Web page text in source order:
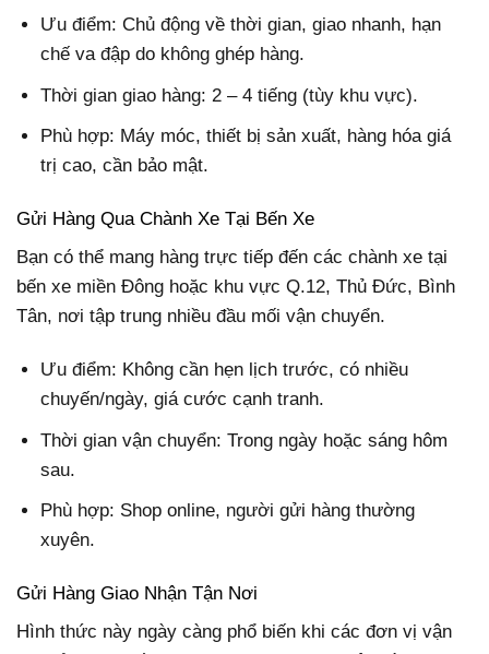
Ưu điểm: Chủ động về thời gian, giao nhanh, hạn
chế va đập do không ghép hàng.
Thời gian giao hàng: 2 – 4 tiếng (tùy khu vực).
Phù hợp: Máy móc, thiết bị sản xuất, hàng hóa giá
trị cao, cần bảo mật.
Gửi Hàng Qua Chành Xe Tại Bến Xe
Bạn có thể mang hàng trực tiếp đến các chành xe tại
bến xe miền Đông hoặc khu vực Q.12, Thủ Đức, Bình
Tân, nơi tập trung nhiều đầu mối vận chuyển.
Ưu điểm: Không cần hẹn lịch trước, có nhiều
chuyến/ngày, giá cước cạnh tranh.
Thời gian vận chuyển: Trong ngày hoặc sáng hôm
sau.
Phù hợp: Shop online, người gửi hàng thường
xuyên.
Gửi Hàng Giao Nhận Tận Nơi
Hình thức này ngày càng phổ biến khi các đơn vị vận